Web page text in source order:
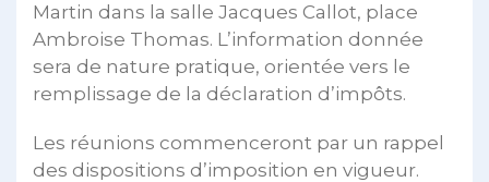
Martin dans la salle Jacques Callot, place
Ambroise Thomas. L’information donnée
sera de nature pratique, orientée vers le
remplissage de la déclaration d’impôts.
Les réunions commenceront par un rappel
des dispositions d’imposition en vigueur.